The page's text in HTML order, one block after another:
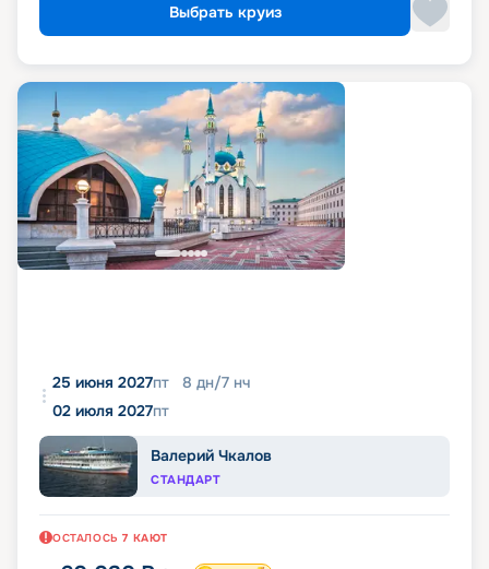
Выбрать круиз
25 июня 2027пт 8 дн/7 нч
02 июля 2027пт
Валерий Чкалов
СТАНДАРТ
ОСТАЛОСЬ 7 КАЮТ